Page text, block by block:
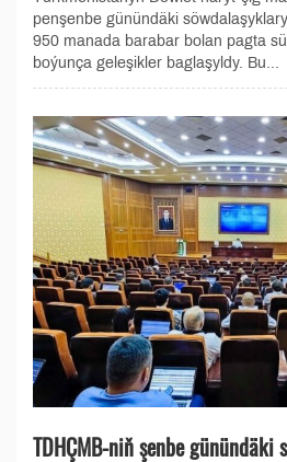
penşenbe günündäki
950 manada barabar bolan pagta
boýunça geleşikler baglaşyldy. Bu...
TDHÇMB-niň şenbe günündäki